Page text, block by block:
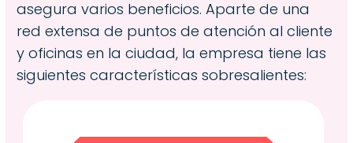
asegura varios beneficios. Aparte de una
red extensa de puntos de atención al cliente
y oficinas en la ciudad, la empresa tiene las
siguientes características sobresalientes: